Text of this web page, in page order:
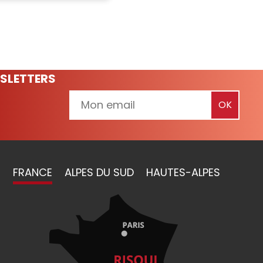
FRANCE ALPES DU SUD HAUTES-ALPES